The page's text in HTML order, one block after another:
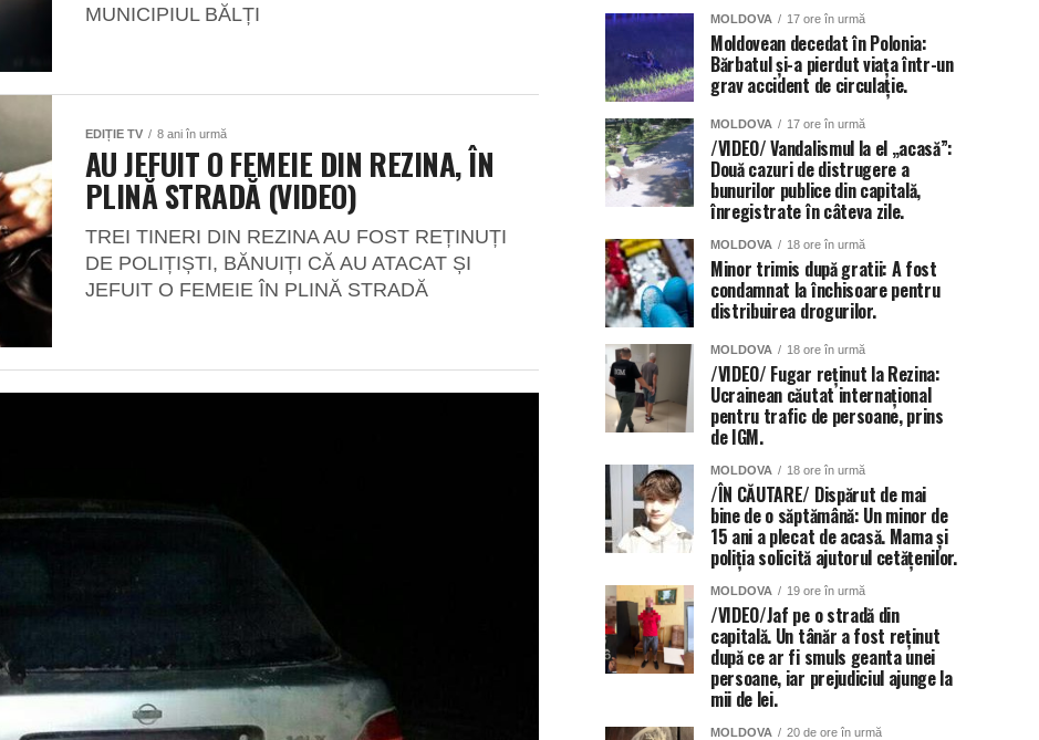
MUNICIPIUL BĂLȚI
EDIȚIE TV 8 ani în urmă
AU JEFUIT O FEMEIE DIN REZINA, ÎN
PLINĂ STRADĂ (VIDEO)
TREI TINERI DIN REZINA AU FOST REȚINUȚI
DE POLIȚIȘTI, BĂNUIȚI CĂ AU ATACAT ȘI
JEFUIT O FEMEIE ÎN PLINĂ STRADĂ
MOLDOVA 17 ore în urmă
Moldovean decedat în Polonia:
Bărbatul și-a pierdut viața într-un
grav accident de circulație.
MOLDOVA 17 ore în urmă
/VIDEO/ Vandalismul la el „acasă”:
Două cazuri de distrugere a
bunurilor publice din capitală,
înregistrate în câteva zile.
MOLDOVA 18 ore în urmă
Minor trimis după gratii: A fost
condamnat la închisoare pentru
distribuirea drogurilor.
MOLDOVA 18 ore în urmă
/VIDEO/ Fugar reținut la Rezina:
Ucrainean căutat internațional
pentru trafic de persoane, prins
de IGM.
MOLDOVA 18 ore în urmă
/ÎN CĂUTARE/ Dispărut de mai
bine de o săptămână: Un minor de
15 ani a plecat de acasă. Mama și
poliția solicită ajutorul cetățenilor.
MOLDOVA 19 ore în urmă
/VIDEO/Jaf pe o stradă din
capitală. Un tânăr a fost reținut
după ce ar fi smuls geanta unei
persoane, iar prejudiciul ajunge la
mii de lei.
MOLDOVA 20 de ore în urmă